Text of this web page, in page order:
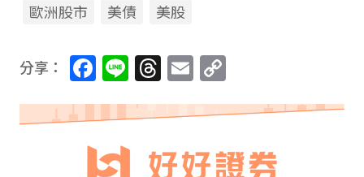
歐洲股市
美債 美股
分享： Facebook
LineThreads
Email
Link